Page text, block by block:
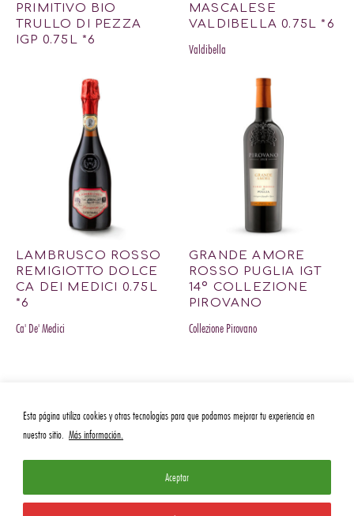
Esta página utiliza cookies y otras tecnologías para que podamos mejorar tu experiencia en
nuestro sitio. Más información.
Aceptar
PRIMITIVO BIO
TRULLO DI PEZZA
IGP 0.75L *6
MASCALESE
VALDIBELLA 0.75L *6
Valdibella
LAMBRUSCO ROSSO
REMIGIOTTO DOLCE
CA DEI MEDICI 0.75L
*6
Ca' De' Medici
GRANDE AMORE
ROSSO PUGLIA IGT
14º COLLEZIONE
PIROVANO
Collezione Pirovano